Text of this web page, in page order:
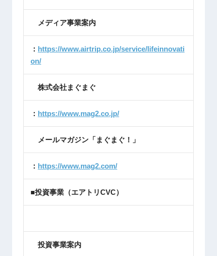
メディア事業案内
： https://www.airtrip.co.jp/service/lifeinnovati
on/
株式会社まぐまぐ
： https://www.mag2.co.jp/
メールマガジン「まぐまぐ！」
： https://www.mag2.com/
■投資事業（エアトリCVC）
投資事業案内